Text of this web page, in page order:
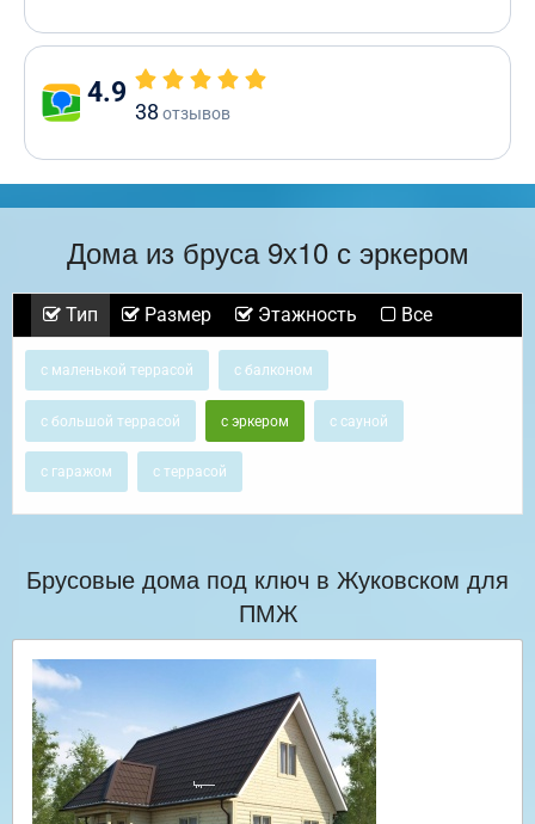
4.9
38 отзывов
Дома из бруса 9х10 с эркером
Тип Размер Этажность Все
с маленькой террасой с балконом
с большой террасой с эркером с сауной
с гаражом с террасой
Брусовые дома под ключ в Жуковском для
ПМЖ